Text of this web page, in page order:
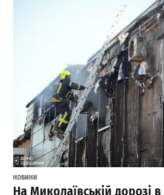
НОВИНИ
На Миколаївській дорозі в